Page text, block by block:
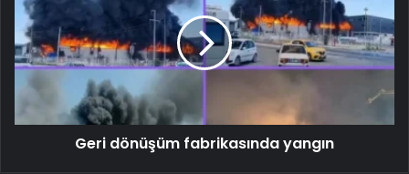
Geri dönüşüm fabrikasında yangın